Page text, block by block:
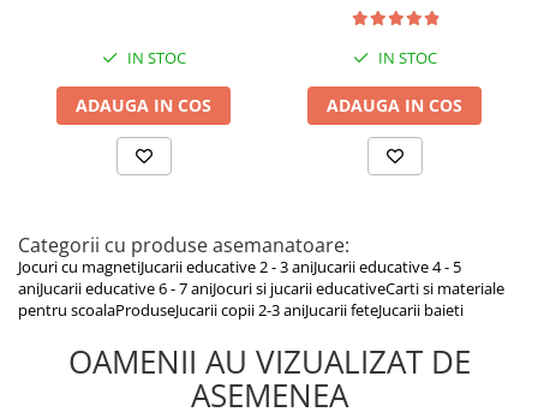
IN STOC
ADAUGA IN COS
IN STOC
ADAUGA IN COS
Categorii cu produse asemanatoare:
Jocuri cu magnetiJucarii educative 2 - 3 aniJucarii educative 4 - 5
aniJucarii educative 6 - 7 aniJocuri si jucarii educativeCarti si materiale
pentru scoalaProduseJucarii copii 2-3 aniJucarii feteJucarii baieti
OAMENII AU VIZUALIZAT DE
ASEMENEA